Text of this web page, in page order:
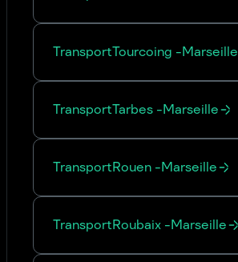
TransportTourcoing -Marseille
TransportTarbes -Marseille
TransportRouen -Marseille
TransportRoubaix -Marseille